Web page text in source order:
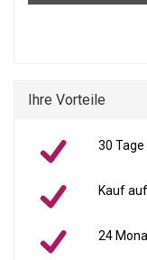
Ihre Vorteile
30
Kauf
24